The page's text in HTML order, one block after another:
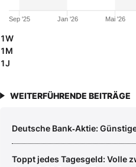
Jan '26
Sep '25 Mai '26
1W
1M
1J
WEITERFÜHRENDE BEITRÄGE
Deutsche Bank‑Aktie:
Toppt jedes Tagesgeld: Volle